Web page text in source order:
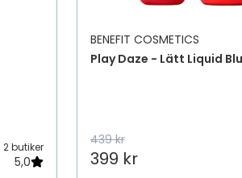
2 butiker
5,0
BENEFIT COSMETICS
Play Daze - Lätt Liquid
439 kr
399 kr